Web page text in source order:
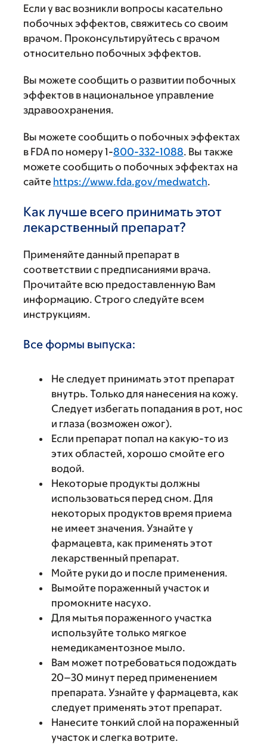
Если у вас возникли вопросы касательно
побочных эффектов, свяжитесь со своим
врачом. Проконсультируйтесь с врачом
относительно побочных эффектов.
Вы можете сообщить о развитии побочных
эффектов в национальное управление
здравоохранения.
Вы можете сообщить о побочных эффектах
в FDA по номеру 1-800-332-1088. Вы также
можете сообщить о побочных эффектах на
сайте https://www.fda.gov/medwatch.
Как лучше всего принимать этот
лекарственный препарат?
Применяйте данный препарат в
соответствии с предписаниями врача.
Прочитайте всю предоставленную Вам
информацию. Строго следуйте всем
инструкциям.
Все формы выпуска:
Не следует принимать этот препарат
внутрь. Только для нанесения на кожу.
Следует избегать попадания в рот, нос
и глаза (возможен ожог).
Если препарат попал на какую-то из
этих областей, хорошо смойте его
водой.
Некоторые продукты должны
использоваться перед сном. Для
некоторых продуктов время приема
не имеет значения. Узнайте у
фармацевта, как применять этот
лекарственный препарат.
Мойте руки до и после применения.
Вымойте пораженный участок и
промокните насухо.
Для мытья пораженного участка
используйте только мягкое
немедикаментозное мыло.
Вам может потребоваться подождать
20–30 минут перед применением
препарата. Узнайте у фармацевта, как
следует применять этот препарат.
Нанесите тонкий слой на пораженный
участок и слегка вотрите.